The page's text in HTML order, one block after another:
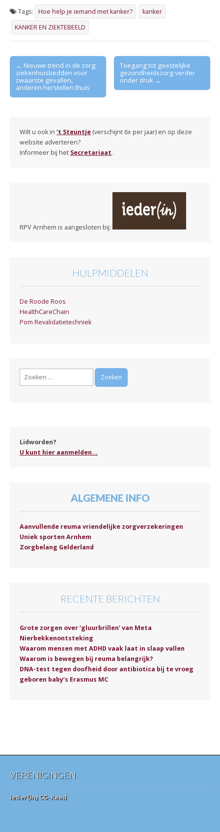
Tags: Hoe help je iemand met kanker?
kanker
KANKER EN ZIEKTEBEELD
Post
navigation
← Nieuwe trend in de zorg:
ziekenhuisbedden voor
zwaarste gevallen,
anderen herstellen thuis
Toegang tot geestelijke
gezondheidszorg verder
onder druk →
Wilt u ook in 't Steuntje (verschijnt 6x per jaar) en op deze
website adverteren?
Informeer bij het Secretariaat.
RPV Arnhem is aangesloten bij:
HULPMIDDELEN
De Roode Roos
HealthCareChain
Pom Revalidatietechniek
Zoeken
Lidworden?
U kunt hier aanmelden...
ALGEMENE INFO
Aanvullende reuma vriendelijke zorgverzekeringen
Uniek sporten Arnhem
Zorgbelang Gelderland
RECENTE BERICHTEN
Grote zorgen over ‘gluurbrillen’ van Meta
Nierbekkenontsteking
Waarom mensen met ADHD vaak laat in slaap vallen
Waarom is bewegen bij reuma belangrijk?
DNA-test tegen doofheid door antibiotica bij te vroeg
geboren baby’s Erasmus MC
VERENIGINGEN
Ieder(in) CG-Raad